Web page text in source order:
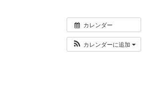
カレンダー
カレンダーに追加